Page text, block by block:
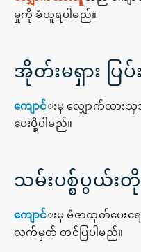
မှုကို ခံယူရပါမည်။
အိုတ်းမရှား ပြပ်း
ကျောင်းမှ လျှောက်ထားသူ
ပေးပို့ပါမည်။
သမ်းပစ္စ်ပွယ်းတို
ကျောင်းမှ ဗီဇာထုတ်ပေးရ
လက်မှတ် တင်ပြပါမည်။